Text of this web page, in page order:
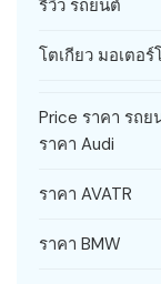
รีวิว รถยนต์
โตเกียว มอเตอ
Price ราคา รถย
ราคา Audi
ราคา AVATR
ราคา BMW